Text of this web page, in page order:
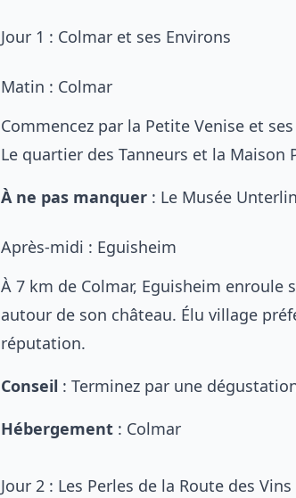
Jour 1 : Colmar et ses Environs
Matin : Colmar
Commencez par la Petite Venise et
Le quartier des Tanneurs et la
À ne pas manquer : Le Musée
Après-midi : Eguisheim
À 7 km de Colmar, Eguisheim enroule
autour de son château. Élu village
réputation.
Conseil : Terminez par une
Hébergement : Colmar
Jour 2 : Les Perles de la Route des Vins